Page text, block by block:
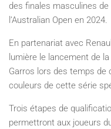
des finales masculines
l’Australian Open en 2024.
En partenariat avec
lumière le lancement de
Garros lors des temps de
couleurs de cette série
Trois étapes de
permettront aux joueurs